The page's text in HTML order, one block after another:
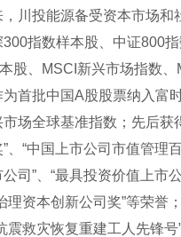
，川投能源备受资本市场和
指数样本股、中证800
股、MSCI新兴市场指数、
首批中国A股股票纳入富
场全球基准指数；先后获
、“中国上市公司市值管理
司”、“最具投资价值上市
理资本创新公司奖”等荣誉
震救灾恢复重建工人先锋号